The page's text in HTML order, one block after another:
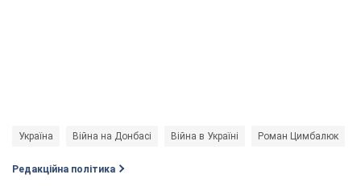
Україна Війна на Донбасі Війна в Україні Роман Цимбалюк
Редакційна політика